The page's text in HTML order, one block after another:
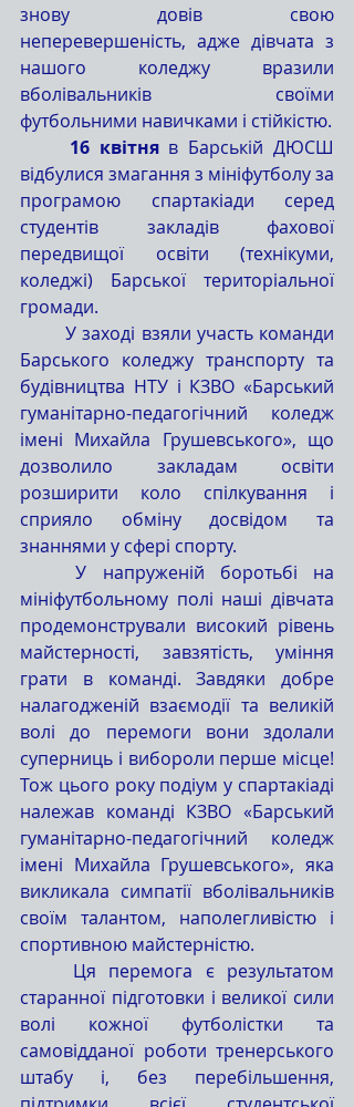
знову довів свою
неперевершеність, адже дівчата з
нашого коледжу вразили
вболівальників своїми
футбольними навичками і стійкістю.
16 квітня в Барській ДЮСШ
відбулися змагання з мініфутболу за
програмою спартакіади серед
студентів закладів фахової
передвищої освіти (технікуми,
коледжі) Барської територіальної
громади.
	У заході взяли участь команди
Барського коледжу транспорту та
будівництва НТУ і КЗВО «Барський
гуманітарно-педагогічний коледж
імені Михайла Грушевського», що
дозволило закладам освіти
розширити коло спілкування і
сприяло обміну досвідом та
знаннями у сфері спорту.
	У напруженій боротьбі на
мініфутбольному полі наші дівчата
продемонстрували високий рівень
майстерності, завзятість, уміння
грати в команді. Завдяки добре
налагодженій взаємодії та великій
волі до перемоги вони здолали
суперниць і вибороли перше місце!
Тож цього року подіум у спартакіаді
належав команді КЗВО «Барський
гуманітарно-педагогічний коледж
імені Михайла Грушевського», яка
викликала симпатії вболівальників
своїм талантом, наполегливістю і
спортивною майстерністю.
старанної підготовки і великої сили
волі кожної футболістки та
самовідданої роботи тренерського
штабу і, без перебільшення,